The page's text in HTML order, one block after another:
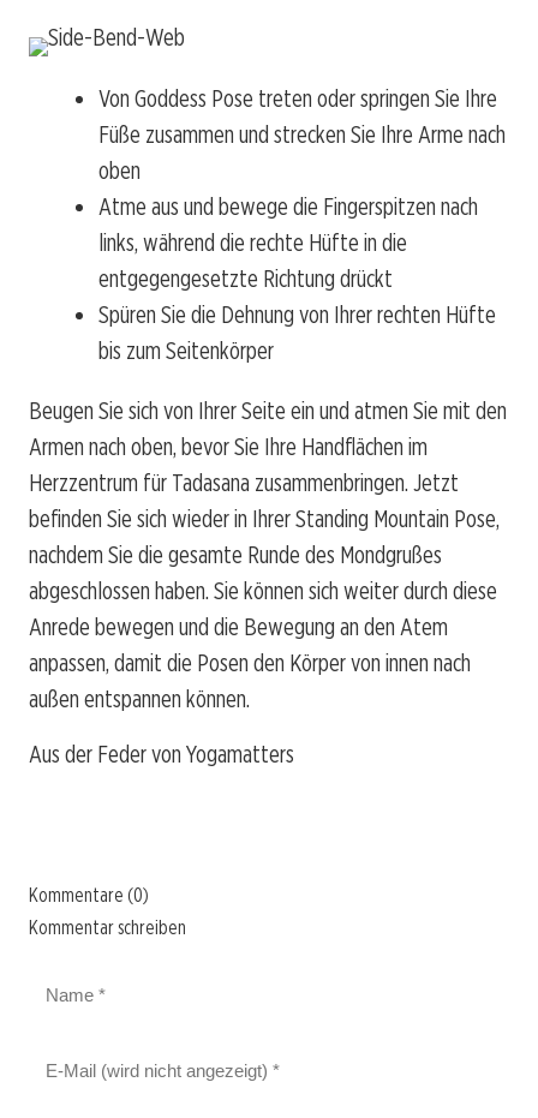
Von Goddess Pose treten oder springen Sie Ihre
Füße zusammen und strecken Sie Ihre Arme nach
oben
Atme aus und bewege die Fingerspitzen nach
links, während die rechte Hüfte in die
entgegengesetzte Richtung drückt
Spüren Sie die Dehnung von Ihrer rechten Hüfte
bis zum Seitenkörper
Beugen Sie sich von Ihrer Seite ein und atmen Sie mit den
Armen nach oben, bevor Sie Ihre Handflächen im
Herzzentrum für Tadasana zusammenbringen. Jetzt
befinden Sie sich wieder in Ihrer Standing Mountain Pose,
nachdem Sie die gesamte Runde des Mondgrußes
abgeschlossen haben. Sie können sich weiter durch diese
Anrede bewegen und die Bewegung an den Atem
anpassen, damit die Posen den Körper von innen nach
außen entspannen können.
Aus der Feder von Yogamatters
Kommentare (0)
Kommentar schreiben